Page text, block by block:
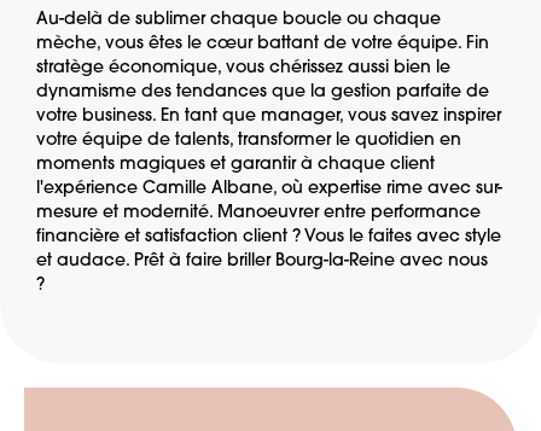
Au-delà de sublimer chaque boucle ou chaque
mèche, vous êtes le cœur battant de votre équipe. Fin
stratège économique, vous chérissez aussi bien le
dynamisme des tendances que la gestion parfaite de
votre business. En tant que manager, vous savez inspirer
votre équipe de talents, transformer le quotidien en
moments magiques et garantir à chaque client
l'expérience Camille Albane, où expertise rime avec sur-
mesure et modernité. Manoeuvrer entre performance
financière et satisfaction client ? Vous le faites avec style
et audace. Prêt à faire briller Bourg-la-Reine avec nous
?